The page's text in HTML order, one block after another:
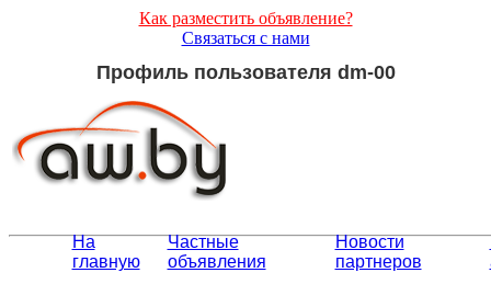
Как разместить объявление?
Связаться с нами
Профиль пользователя dm-00
На
главную
Частные
объявления
Новости
партнеров